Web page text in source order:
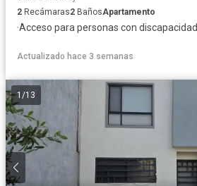
2 Recámaras2 BañosApartamento
·Acceso para personas con discapacidad
Actualizado hace 3 semanas
1 /13